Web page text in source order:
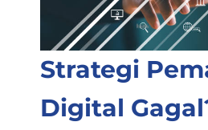
Strategi
Digital